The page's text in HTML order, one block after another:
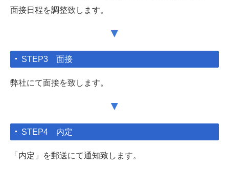
面接日程を調整致します。
▼
STEP3 面接
弊社にて面接を致します。
▼
STEP4 内定
「内定」を郵送にて通知致します。